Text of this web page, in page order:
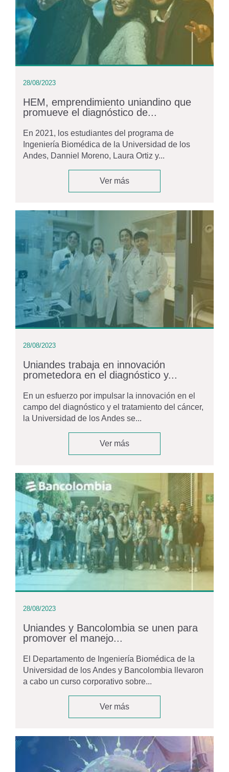
28/08/2023
HEM, emprendimiento uniandino que
promueve el diagnóstico de...
En 2021, los estudiantes del programa de
Ingeniería Biomédica de la Universidad de los
Andes, Danniel Moreno, Laura Ortiz y...
Ver más
28/08/2023
Uniandes trabaja en innovación
prometedora en el diagnóstico y...
En un esfuerzo por impulsar la innovación en el
campo del diagnóstico y el tratamiento del cáncer,
la Universidad de los Andes se...
Ver más
28/08/2023
Uniandes y Bancolombia se unen para
promover el manejo...
El Departamento de Ingeniería Biomédica de la
Universidad de los Andes y Bancolombia llevaron
a cabo un curso corporativo sobre...
Ver más